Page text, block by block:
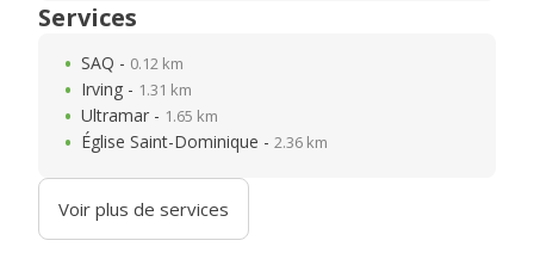
Services
SAQ - 0.12 km
Irving - 1.31 km
Ultramar - 1.65 km
Église Saint-Dominique - 2.36 km
Voir plus de services